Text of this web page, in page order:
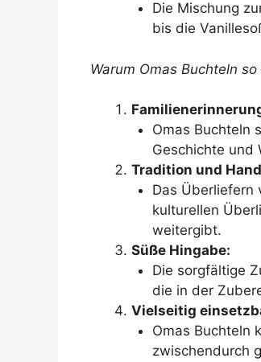
Die Mischung
bis die
Warum Omas Buchteln
Omas Buchteln
Geschichte und
Tradition und
Das Überliefern
kulturellen
weitergibt.
Süße Hingabe:
Die sorgfältige
die in der
Vielseitig
Omas Buchteln
zwischendurch